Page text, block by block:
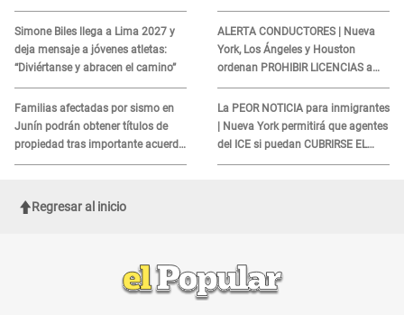
Simone Biles llega a Lima 2027 y
deja mensaje a jóvenes atletas:
“Diviértanse y abracen el camino”
Familias afectadas por sismo en
Junín podrán obtener títulos de
propiedad tras importante acuerdo
de Cofopri
ALERTA CONDUCTORES | Nueva
York, Los Ángeles y Houston
ordenan PROHIBIR LICENCIAS a
quienes no presenten ESTE
DOCUMENTO
La PEOR NOTICIA para inmigrantes
| Nueva York permitirá que agentes
del ICE si puedan CUBRIRSE EL
ROSTRO
Regresar al inicio